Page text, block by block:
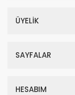
ÜYELİK
SAYFALAR
HESABIM